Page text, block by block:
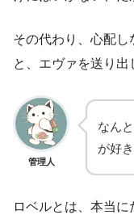
その代わり、心配
と、エヴァを送り出
管理人
なん
が好
ロベルとは、本当に